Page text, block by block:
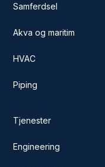
Samferdsel
Akva og maritim
HVAC
Piping
Tjenester
Engineering